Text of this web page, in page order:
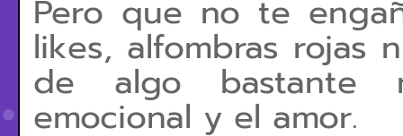
Pero que no te
likes, alfombras rojas
de algo bastante
emocional y el amor.